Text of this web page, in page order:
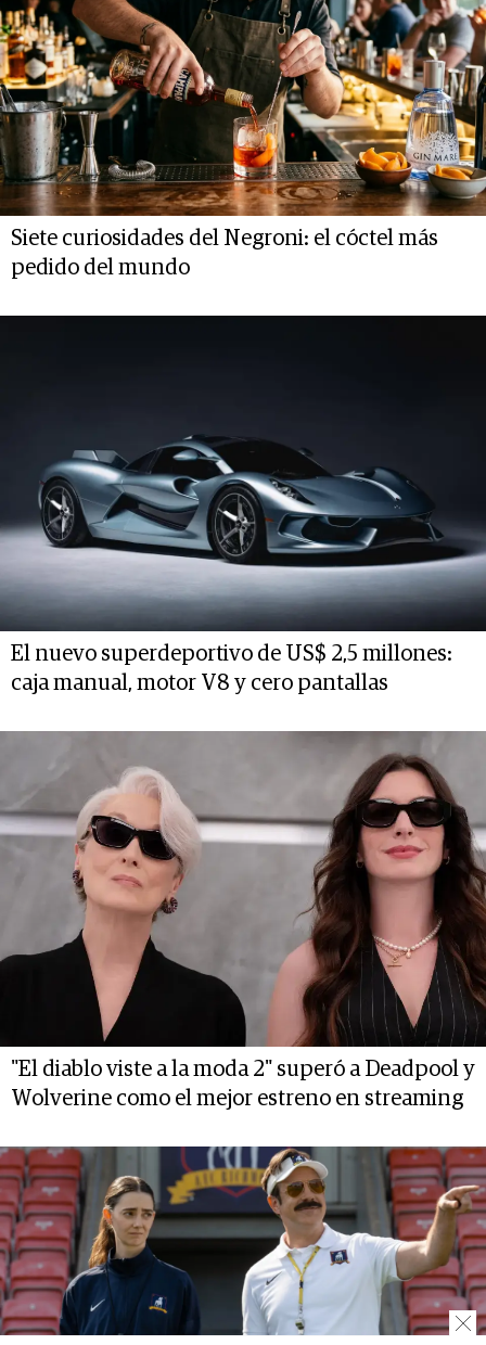
Siete curiosidades del Negroni: el cóctel más
pedido del mundo
El nuevo superdeportivo de US$ 2,5 millones:
caja manual, motor V8 y cero pantallas
"El diablo viste a la moda 2" superó a Deadpool y
Wolverine como el mejor estreno en streaming